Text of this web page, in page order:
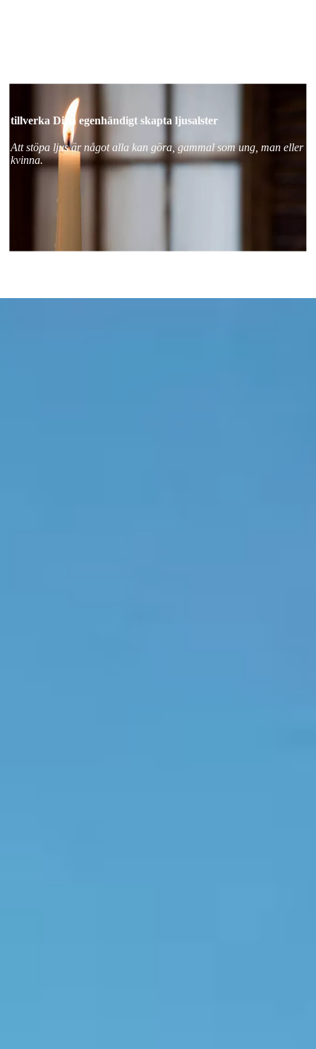
tillverka Dina egenhändigt skapta ljusalster
Att stöpa ljus är något alla kan göra, gammal som ung, man eller
kvinna.